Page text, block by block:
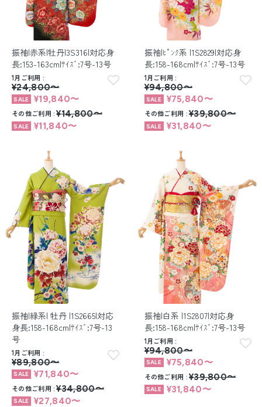
振袖|赤系|牡丹|3S316|対応身
長:153-163cm|ｻｲｽﾞ:7号-13号
1月ご利用
¥24,800〜
¥19,840〜
その他ご利用 ¥14,800〜
¥11,840〜
振袖|ﾋﾟﾝｸ系 |1S2829|対応身
長:158-168cm|ｻｲｽﾞ:7号-13号
1月ご利用
¥94,800〜
¥75,840〜
その他ご利用
¥39,800〜
¥31,840〜
振袖|緑系| 牡丹 |1S2665|対応
身長:158-168cm|ｻｲｽﾞ:7号-13
号
1月ご利用
¥89,800〜
¥71,840〜
その他ご利用 ¥34,800〜
¥27,840〜
振袖|白系 |1S2807|対応身
長:158-168cm|ｻｲｽﾞ:7号-13号
1月ご利用
¥94,800〜
¥75,840〜
その他ご利用
¥39,800〜
¥31,840〜